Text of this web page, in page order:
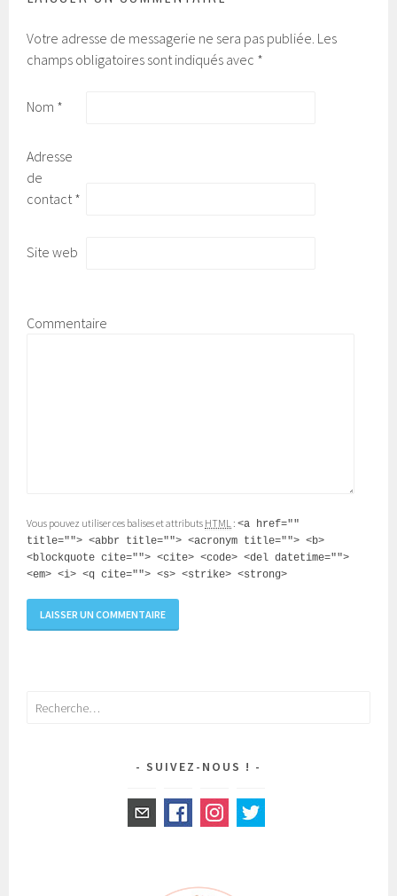
Votre adresse de messagerie ne sera pas publiée. Les
champs obligatoires sont indiqués avec *
Nom *
Adresse
de
contact *
Site web
Commentaire
Vous pouvez utiliser ces balises et attributs HTML :<a href=""
title=""> <abbr title=""> <acronym title=""> <b>
<blockquote cite=""> <cite> <code> <del datetime="">
<em> <i> <q cite=""> <s> <strike> <strong>
Rechercher :
SUIVEZ-NOUS !